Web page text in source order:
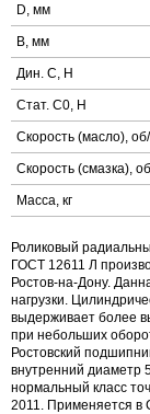
D, мм
B, мм
Дин. C, Н
Стат. C0, Н
Скорость (масло),
Скорость (смазка),
Масса, кг
Роликовый
ГОСТ 12611 Л
Ростов-на-Дону.
нагрузки.
выдерживает более
при небольших
Ростовский
внутренний
нормальный класс
2011. Применяется в